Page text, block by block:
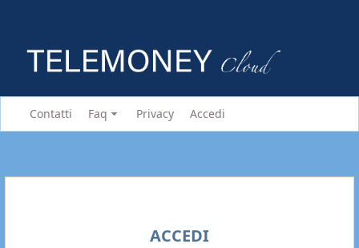
Contatti Faq Privacy Accedi
ACCEDI